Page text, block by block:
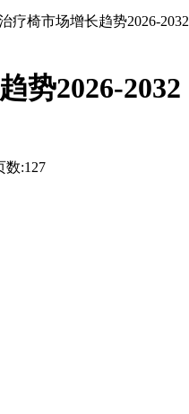
疗椅市场增长趋势2026-2032
势2026-2032
数:127